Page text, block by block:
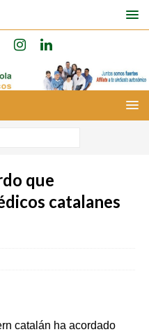
que
catalanes
catalán ha acordado